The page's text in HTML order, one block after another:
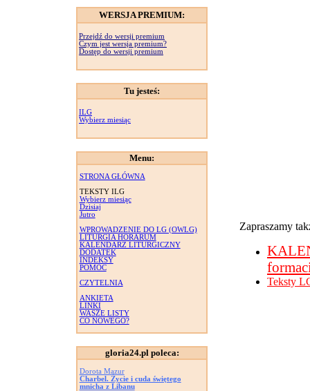
WERSJA PREMIUM:
Przejdź do wersji premium
Czym jest wersja premium?
Dostęp do wersji premium
Tu jesteś:
ILG
Wybierz miesiąc
Menu:
STRONA GŁÓWNA
TEKSTY ILG
Wybierz miesiąc
Dzisiaj
Jutro
WPROWADZENIE DO LG (OWLG)
LITURGIA HORARUM
KALENDARZ LITURGICZNY
DODATEK
INDEKSY
POMOC
CZYTELNIA
ANKIETA
LINKI
WASZE LISTY
CO NOWEGO?
gloria24.pl poleca:
Dorota Mazur
Charbel. Życie i cuda świętego
mnicha z Libanu
Zapraszamy
Teksty